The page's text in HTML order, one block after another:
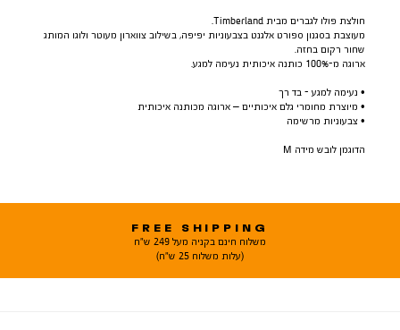
חולצת פולו לגברים מבית Timberland.
מעוצבת בסגנון ספורט אלגנט בצבעוניות יפיפה, בשילוב צווארון מעוטר ולוגו המותג
שחור רקום בחזה.
ארוגה מ-100% כותנה איכותית נעימה למגע.
• נעימה למגע - בד רך
• מיוצרת מחומרי גלם איכותיים – ארוגה מכותנה איכותית
• צבעוניות מרשימה
הדוגמן לובש מידה M
FREE SHIPPING
משלוח חינם בקניה מעל 249 ש"ח
(עלות משלוח 25 ש"ח)